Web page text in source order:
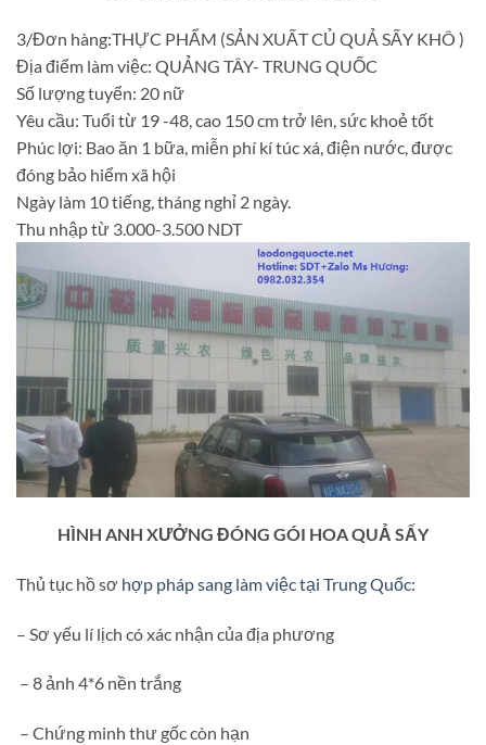
3/Đơn hàng:THỰC PHẨM (SẢN XUẤT CỦ QUẢ SẤY KHÔ )
Địa điểm làm việc: QUẢNG TÂY- TRUNG QUỐC
Số lượng tuyển: 20 nữ
Yêu cầu: Tuổi từ 19 -48, cao 150 cm trở lên, sức khoẻ tốt
Phúc lợi: Bao ăn 1 bữa, miễn phí kí túc xá, điện nước, được
đóng bảo hiểm xã hội
Ngày làm 10 tiếng, tháng nghỉ 2 ngày.
Thu nhập từ 3.000-3.500 NDT
HÌNH ANH XƯỞNG ĐÓNG GÓI HOA QUẢ SẤY
Thủ tục hồ sơ hợp pháp sang làm việc tại Trung Quốc:
– Sơ yếu lí lịch có xác nhận của địa phương
– 8 ảnh 4*6 nền trắng
– Chứng minh thư gốc còn hạn